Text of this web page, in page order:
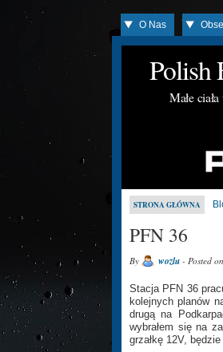
O Nas
Polish
Małe
STRONA GŁÓWNA
PFN 36
By wozlu - Posted on
Stacja PFN 36
kolejnych planów
drugą na
wybrałem się na
grzałkę 12V,